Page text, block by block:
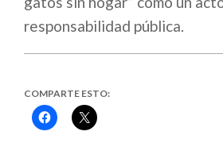
responsabilidad pública.
COMPARTE ESTO:
Haz
clic
Haz
clic